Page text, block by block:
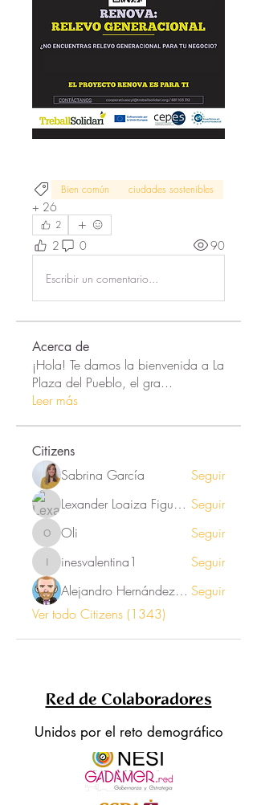
Bien común ciudades sostenibles
+ 26
2
2 0 90
Escribir un comentario...
Acerca de
¡Hola! Te damos la bienvenida a La
Plaza del Pueblo, el gra...
Leer más
Citizens
Sabrina García
Seguir
Lexander Loaiza Figueroa Seguir
Oli Oli Seguir
inesvalentina1
inesvalentina1
Seguir
Alejandro Hernández Renner Seguir
Ver todo Citizens (1343)
Red de Colaboradores
Unidos por el reto demográfico